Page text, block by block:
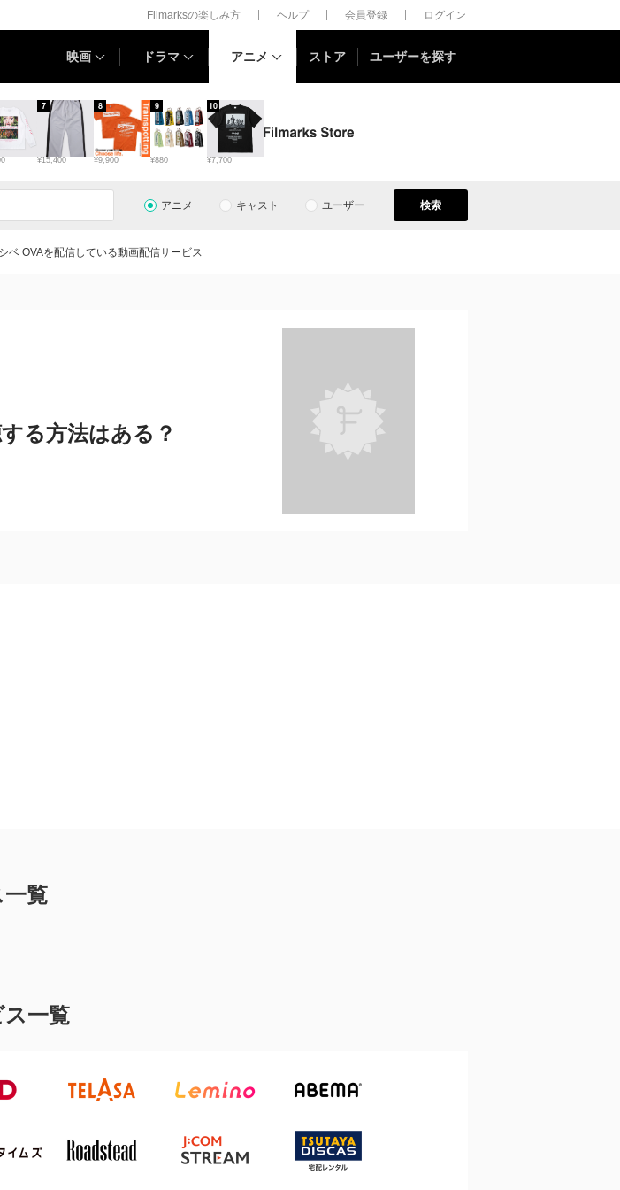
Filmarksの楽しみ方 ヘルプ 会員登録 ログイン
映画 ドラマ アニメ ストア ユーザーを探す
¥15,400
7
¥9,900
8
¥880
9
¥7,700
10
アニメ キャスト ユーザー 検索
ベ OVAを配信している動画配信サービス
る方法はある？
覧
一覧